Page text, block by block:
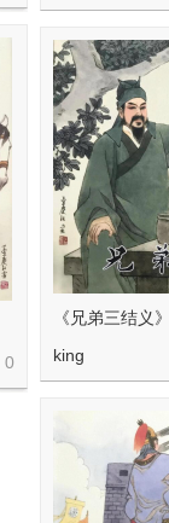
0
《兄弟三结义
king